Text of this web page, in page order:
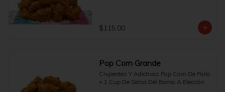
$115.00
Pop Corn Grande
Crujientes Y Adictivas Pop Corn De Pollo
+ 1 Cup De Salsa Del Barrio A Elección.